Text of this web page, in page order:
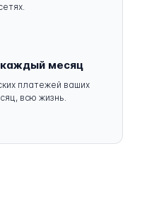
месяц
платежей ваших
всю жизнь.